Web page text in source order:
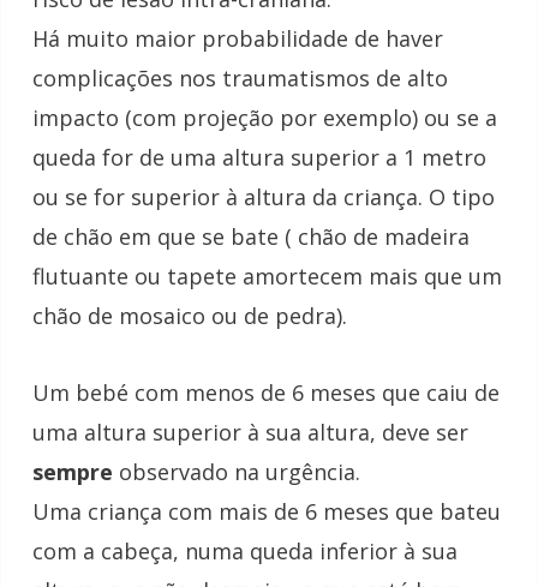
Há muito maior probabilidade de haver
complicações nos traumatismos de alto
impacto (com projeção por exemplo) ou se a
queda for de uma altura superior a 1 metro
ou se for superior à altura da criança. O tipo
de chão em que se bate ( chão de madeira
flutuante ou tapete amortecem mais que um
chão de mosaico ou de pedra).
Um bebé com menos de 6 meses que caiu de
uma altura superior à sua altura, deve ser
sempre observado na urgência.
Uma criança com mais de 6 meses que bateu
com a cabeça, numa queda inferior à sua